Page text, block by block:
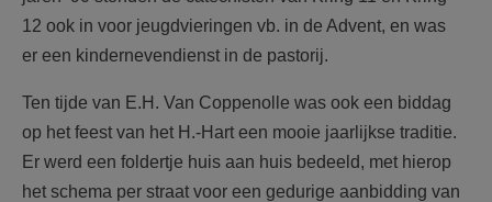
12 ook in voor jeugdvieringen vb. in de Advent, en was
er een kindernevendienst in de pastorij.
Ten tijde van E.H. Van Coppenolle was ook een biddag
op het feest van het H.-Hart een mooie jaarlijkse traditie.
Er werd een foldertje huis aan huis bedeeld, met hierop
het schema per straat voor een gedurige aanbidding van